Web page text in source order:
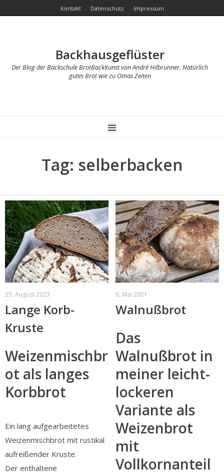
Kontakt Datenschutz Impressum
Backhausgeflüster
Der Blog der Backschule BrotBackKunst von André Hilbrunner. Natürlich
gutes Brot wie zu Omas Zeiten
MENU
Tag: selberbacken
25. August 2023
Lange Korb-
Kruste
Weizenmischbr
ot als langes
Korbbrot
Ein lang aufgearbeitetes
Weizenmischbrot mit rustikal
aufreißender Kruste.
Der enthaltene
6. Mai 2021
Walnußbrot
Das
Walnußbrot in
meiner leicht-
lockeren
Variante als
Weizenbrot
mit
Vollkornanteil